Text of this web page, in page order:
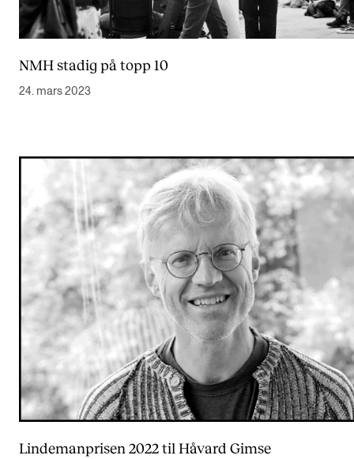
NMH stadig på topp 10
24. mars 2023
Lindemanprisen 2022 til Håvard Gimse